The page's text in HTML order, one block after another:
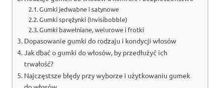
Gumki jedwabne i satynowe
Gumki sprężynki (Invisibobble)
Gumki bawełniane, welurowe i frotki
Dopasowanie gumki do rodzaju i kondycji włosów
Jak dbać o gumki do włosów, by przedłużyć ich
trwałość?
Najczęstsze błędy przy wyborze i użytkowaniu gumek